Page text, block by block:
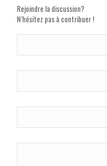
Rejoindre la discussion?
N’hésitez pas à contribuer !